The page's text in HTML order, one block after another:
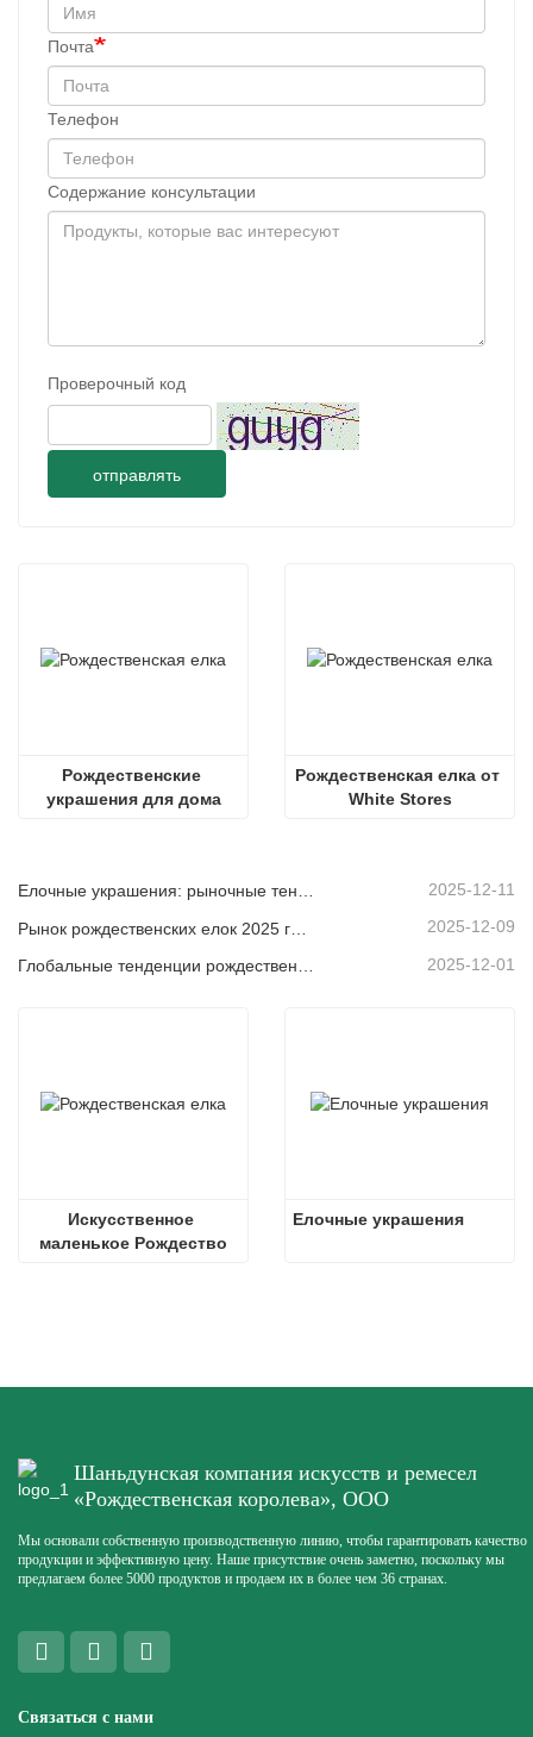
Почта
Телефон
Содержание консультации
Проверочный код
отправлять
Рождественские
украшения для дома
Рождественская елка от
White Stores
Елочные украшения: рыночные тенденции, анализ цепочки поставок и руководство по закупкам на 2025 год. 2025-12-11
2025-12-09
2025-12-01
Искусственное
маленькое Рождество
Елочные украшения
Шаньдунская компания искусств и ремесел
«Рождественская королева», ООО
Мы основали собственную производственную линию, чтобы гарантировать качество
продукции и эффективную цену. Наше присутствие очень заметно, поскольку мы
предлагаем более 5000 продуктов и продаем их в более чем 36 странах.
Связаться с нами